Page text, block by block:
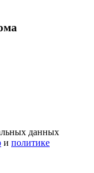
данных
и политике